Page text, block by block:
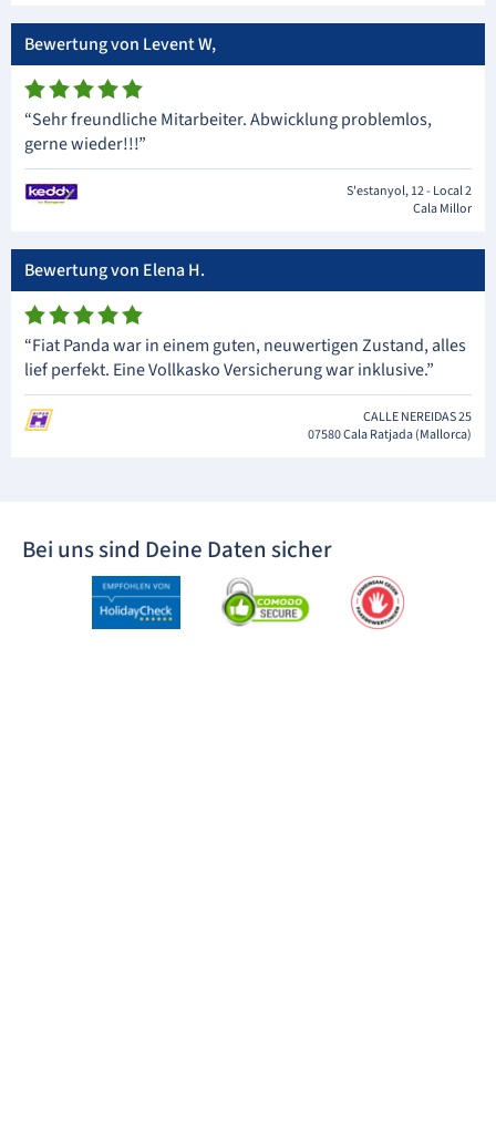
Bewertung von Levent W,
“Sehr freundliche Mitarbeiter. Abwicklung problemlos,
gerne wieder!!!”
S'estanyol, 12 - Local 2
Cala Millor
Bewertung von Elena H.
“Fiat Panda war in einem guten, neuwertigen Zustand, alles
lief perfekt. Eine Vollkasko Versicherung war inklusive.”
CALLE NEREIDAS 25
07580 Cala Ratjada (Mallorca)
Bei uns sind Deine Daten sicher